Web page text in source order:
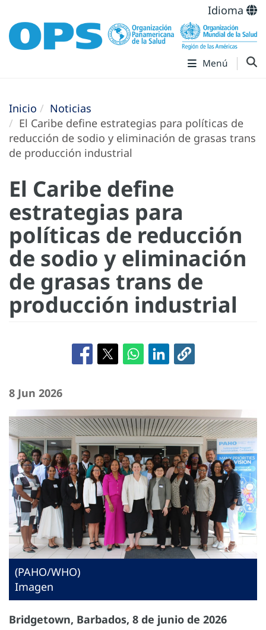
Idioma
Menú
Inicio
Noticias
El Caribe define estrategias para políticas de
reducción de sodio y eliminación de grasas trans
de producción industrial
El Caribe define
estrategias para
políticas de reducción
de sodio y eliminación
de grasas trans de
producción industrial
8 Jun 2026
(PAHO/WHO)
Imagen
Bridgetown, Barbados, 8 de junio de 2026